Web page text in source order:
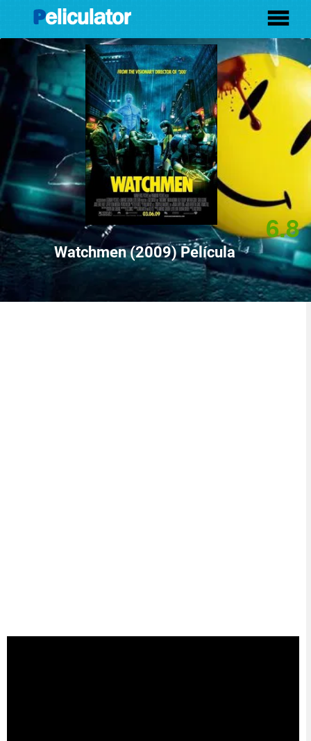
Watchmen (2009) Película
6.8